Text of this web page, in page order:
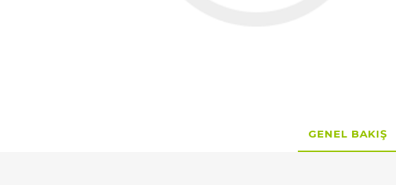
GENEL BAKIŞ